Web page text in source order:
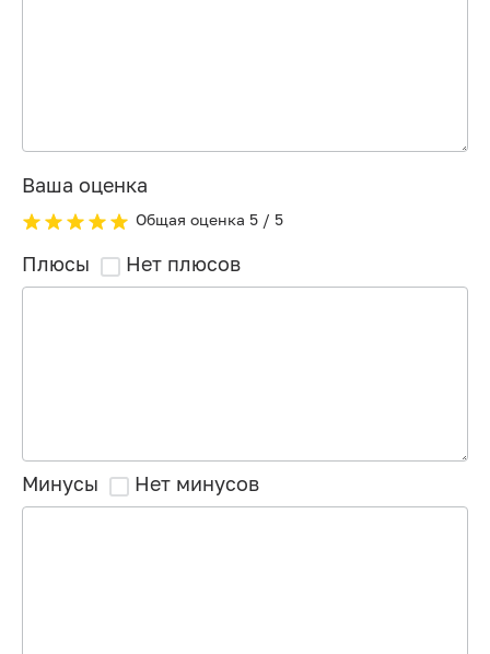
Ваша оценка
Общая оценка 5/ 5
Плюсы Нет плюсов
Минусы Нет минусов